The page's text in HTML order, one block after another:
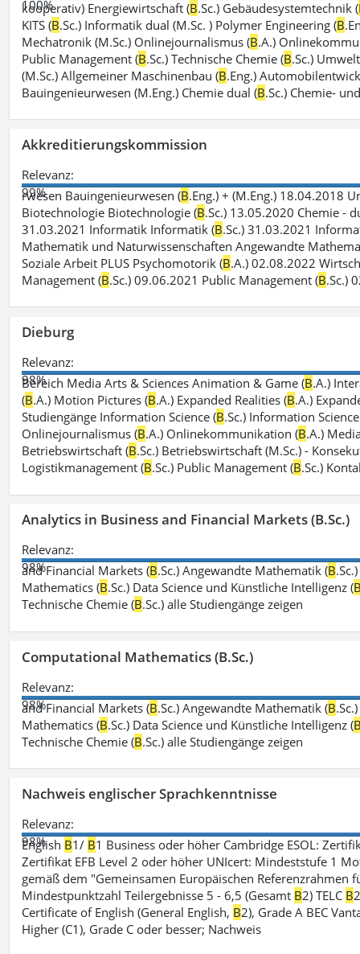
100%
kooperativ) Energiewirtschaft (B.Sc.) Gebäudesystemtechnik (
KITS (B.Sc.) Informatik dual (M.Sc. ) Polymer Engineering (B
Mechatronik (M.Sc.) Onlinejournalismus (B.A.)
Public Management (B.Sc.) Technische Chemie (B.Sc.)
(M.Sc.) Allgemeiner Maschinenbau (B.Eng.)
Bauingenieurwesen (M.Eng.) Chemie dual (B.Sc.) Chemie-
Akkreditierungskommission
Relevanz:
99%
rwesen Bauingenieurwesen (B.Eng.) + (M.Eng.) 18.04.2018
Biotechnologie Biotechnologie (B.Sc.) 13.05.2020 Chemie -
31.03.2021 Informatik Informatik (B.Sc.) 31.03.2021
Mathematik und Naturwissenschaften Angewandte
Soziale Arbeit PLUS Psychomotorik (B.A.) 02.08.2022
Management (B.Sc.) 09.06.2021 Public Management (B.Sc.)
Dieburg
Relevanz:
98%
Bereich Media Arts & Sciences Animation & Game (B.A.)
(B.A.) Motion Pictures (B.A.) Expanded Realities (B.A.)
Studiengänge Information Science (B.Sc.) Information
Onlinejournalismus (B.A.) Onlinekommunikation (B.A.)
Betriebswirtschaft (B.Sc.) Betriebswirtschaft (M.Sc.) -
Logistikmanagement (B.Sc.) Public Management (B.Sc.)
Analytics in Business and Financial Markets (B.Sc.)
Relevanz:
98%
and Financial Markets (B.Sc.) Angewandte Mathematik (B
Mathematics (B.Sc.) Data Science und Künstliche Intelligenz (
Technische Chemie (B.Sc.) alle Studiengänge zeigen
Computational Mathematics (B.Sc.)
Relevanz:
98%
and Financial Markets (B.Sc.) Angewandte Mathematik (B
Mathematics (B.Sc.) Data Science und Künstliche Intelligenz (
Technische Chemie (B.Sc.) alle Studiengänge zeigen
Nachweis englischer Sprachkenntnisse
Relevanz:
98%
English B1/ B1 Business oder höher Cambridge ESOL:
Zertifikat EFB Level 2 oder höher UNIcert: Mindeststufe 1
gemäß dem "Gemeinsamen Europäischen Referenzrahmen
Mindestpunktzahl Teilergebnisse 5 - 6,5 (Gesamt B2) TELC B
Certificate of English (General English, B2), Grade A BEC
Higher (C1), Grade C oder besser; Nachweis